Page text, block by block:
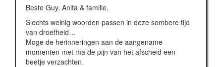
Beste Guy, Anita & familie,
Slechts weinig woorden passen in deze sombere tijd
van droefheid…
Moge de herinneringen aan de aangename
momenten met ma de pijn van het afscheid een
beetje verzachten.